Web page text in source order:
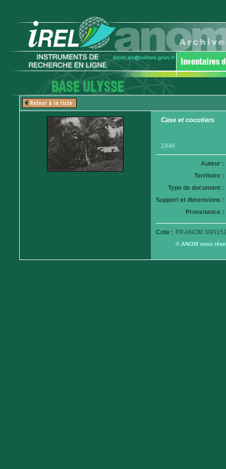
Case et cocotiers
1946
Auteur :
Territoire :
Type de document :
Support et dimensions :
Provenance :
Cote : FR ANOM
© ANOM sous